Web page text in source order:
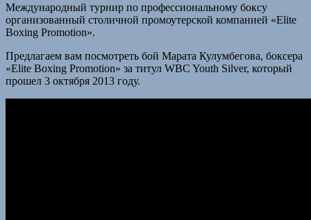
Международный турнир по профессиональному боксу
организованный столичной промоутерской компанией «Elite
Boxing Promotion».
Предлагаем вам посмотреть бой Марата Кулумбегова, боксера
«Elite Boxing Promotion» за титул WBC Youth Silver, который
прошел 3 октября 2013 году.